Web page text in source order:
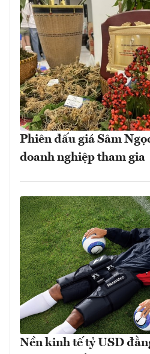
Phiên đấu giá Sâm
doanh nghiệp tham gia
Nền kinh tế tỷ USD